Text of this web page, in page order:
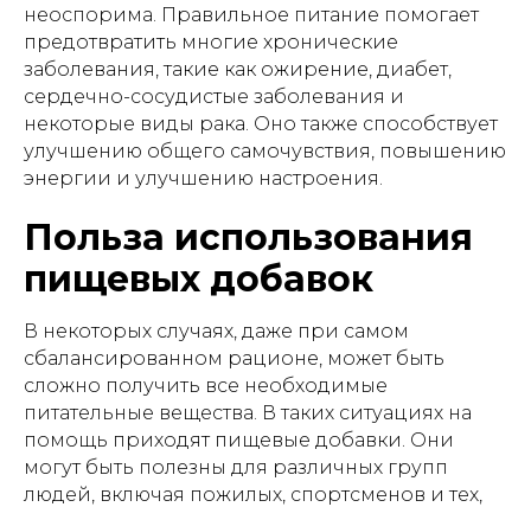
неоспорима. Правильное питание помогает
предотвратить многие хронические
заболевания, такие как ожирение, диабет,
сердечно-сосудистые заболевания и
некоторые виды рака. Оно также способствует
улучшению общего самочувствия, повышению
энергии и улучшению настроения.
Польза использования
пищевых добавок
В некоторых случаях, даже при самом
сбалансированном рационе, может быть
сложно получить все необходимые
питательные вещества. В таких ситуациях на
помощь приходят пищевые добавки. Они
могут быть полезны для различных групп
людей, включая пожилых, спортсменов и тех,